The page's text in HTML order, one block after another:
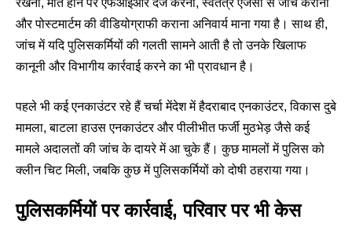
रखना, मौत होने पर एफआईआर दर्ज करना, स्वतंत्र एजेंसी से जांच कराना
और पोस्टमार्टम की वीडियोग्राफी कराना अनिवार्य माना गया है। साथ ही,
जांच में यदि पुलिसकर्मियों की गलती सामने आती है तो उनके खिलाफ
कानूनी और विभागीय कार्रवाई करने का भी प्रावधान है।
पहले भी कई एनकाउंटर रहे हैं चर्चा मेंदेश में हैदराबाद एनकाउंटर, विकास दुबे
मामला, बाटला हाउस एनकाउंटर और पीलीभीत फर्जी मुठभेड़ जैसे कई
मामले अदालतों की जांच के दायरे में आ चुके हैं। कुछ मामलों में पुलिस को
क्लीन चिट मिली, जबकि कुछ में पुलिसकर्मियों को दोषी ठहराया गया।
पुलिसकर्मियों पर कार्रवाई, परिवार पर भी केस